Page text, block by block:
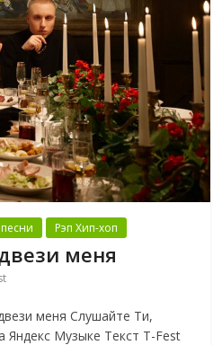
Рэп Хип-хоп
меня
меня Слушайте Ти,
Музыке Текст T-Fest